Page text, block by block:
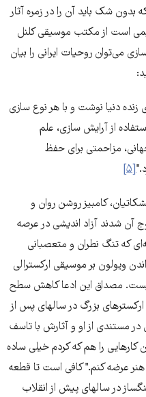
شک باید آن را در زمره آثار
است از مکتب موسیقی کلنل
می‌توان روحیات ایرانی را بیان
زنده دنیا نوشت و با هر نوع سازی
از آرایش سازی، علم
مزاحمتی برای حفظ
[۵]
کامبیز روشن روان و
آن شدند آزاد اندیشی در عرصه
که تنگ نطران و متعصبانی
ویولون بر موسیقی ارکسترالی
مصداق این ادعا کاهش سطح
بزرگ در سالهای پس از
مستندی از او و آثارش با تاسف
کارهایی را هم که کردم خیلی ساده
هنر عرضه کنم." کافی است تا قطعه
در سالهای پیش از انقلاب